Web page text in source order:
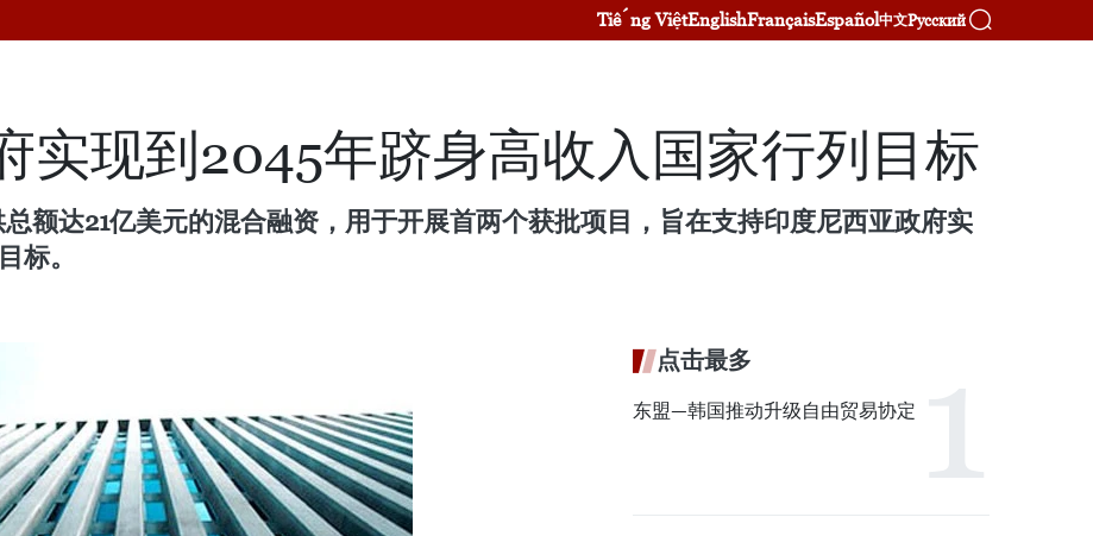
Tiếng ViệtEnglishFrançaisEspañol中文Русский
实现到2045年跻身高收入国家行列目标
额达21亿美元的混合融资，用于开展首两个获批项目，旨在支持印度尼西亚政府实
标。
点击最多
东盟—韩国推动升级自由贸易协定